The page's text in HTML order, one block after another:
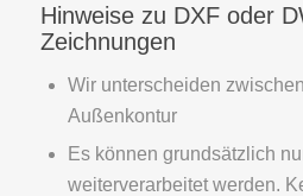
Hinweise zu DXF oder
Zeichnungen
Wir unterscheiden
Außenkontur
Es können grundsätzlich
weiterverarbeitet werden.